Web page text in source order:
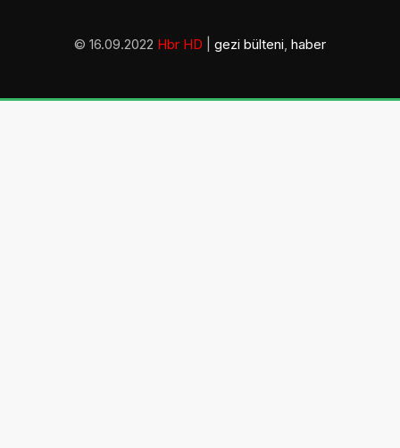
© 16.09.2022 Hbr HD gezi bülteni, haber